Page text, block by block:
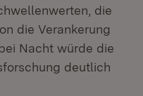
die
die Verankerung
Nacht würde die
deutlich